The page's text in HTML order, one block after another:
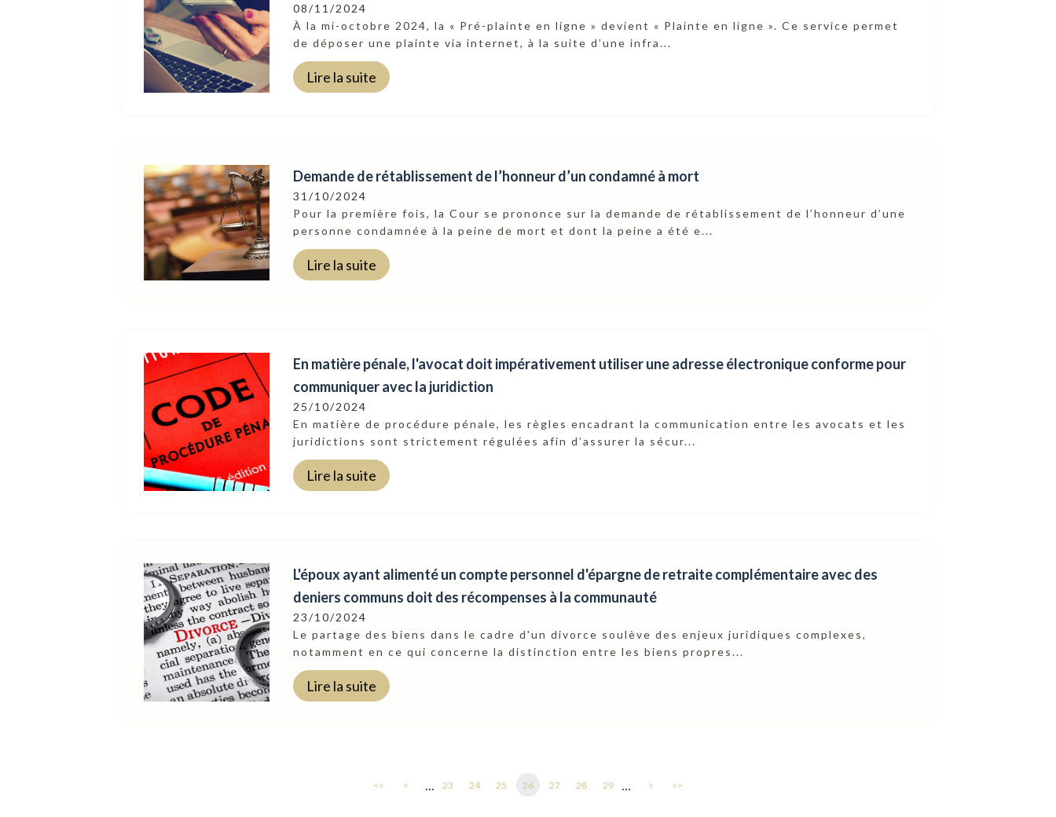
08/11/2024
À la mi-octobre 2024, la « Pré-plainte en ligne » devient « Plainte en ligne ». Ce service permet
de déposer une plainte via internet, à la suite d’une infra...
Lire la suite
Demande de rétablissement de l’honneur d’un condamné à mort
31/10/2024
Pour la première fois, la Cour se prononce sur la demande de rétablissement de l’honneur d’une
personne condamnée à la peine de mort et dont la peine a été e...
Lire la suite
En matière pénale, l'avocat doit impérativement utiliser une adresse électronique conforme pour
communiquer avec la juridiction
25/10/2024
En matière de procédure pénale, les règles encadrant la communication entre les avocats et les
juridictions sont strictement régulées afin d’assurer la sécur...
Lire la suite
L'époux ayant alimenté un compte personnel d'épargne de retraite complémentaire avec des
deniers communs doit des récompenses à la communauté
23/10/2024
Le partage des biens dans le cadre d'un divorce soulève des enjeux juridiques complexes,
notamment en ce qui concerne la distinction entre les biens propres...
Lire la suite
<< < ... 23 24 25 26 27 28 29 ... > >>